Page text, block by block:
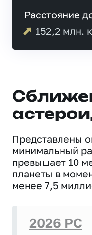
Расстояние
152,2 млн.
Представлены
минимальный
превышает 10
планеты в
менее 7,5
2026 PC